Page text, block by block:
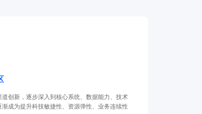
创新，逐步深入到核心系统、数据能力、技术
成为提升科技敏捷性、资源弹性、业务连续性